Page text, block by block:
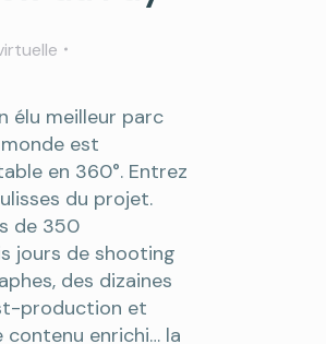
élu meilleur parc
est
en 360°. Entrez
du projet.
de 350
jours de shooting
des dizaines
production et
contenu enrichi… la